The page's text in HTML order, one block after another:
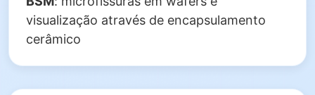
visualização através de encapsulamento
cerâmico